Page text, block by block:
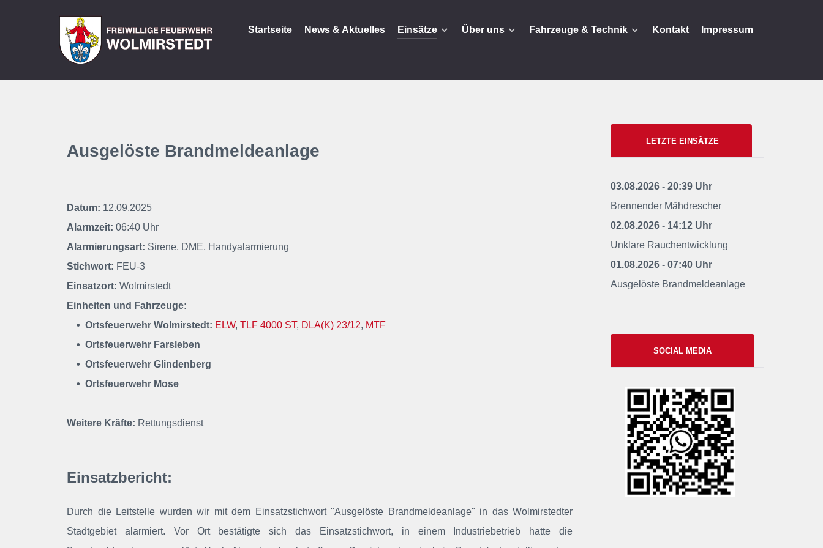
Startseite News & Aktuelles Einsätze Über uns Fahrzeuge & Technik Kontakt Impressum
Ausgelöste Brandmeldeanlage
Datum: 12.09.2025
Alarmzeit: 06:40 Uhr
Alarmierungsart: Sirene, DME, Handyalarmierung
Stichwort: FEU-3
Einsatzort: Wolmirstedt
Einheiten und Fahrzeuge:
• Ortsfeuerwehr Wolmirstedt: ELW, TLF 4000 ST, DLA(K) 23/12, MTF
• Ortsfeuerwehr Farsleben
• Ortsfeuerwehr Glindenberg
• Ortsfeuerwehr Mose
Weitere Kräfte: Rettungsdienst
Einsatzbericht:
Durch die Leitstelle wurden wir mit dem Einsatzstichwort "Ausgelöste Brandmeldeanlage" in das Wolmirstedter
Stadtgebiet alarmiert. Vor Ort bestätigte sich das Einsatzstichwort, in einem Industriebetrieb hatte die
LETZTE EINSÄTZE
03.08.2026 - 20:39 Uhr
Brennender Mähdrescher
02.08.2026 - 14:12 Uhr
Unklare Rauchentwicklung
01.08.2026 - 07:40 Uhr
Ausgelöste Brandmeldeanlage
SOCIAL MEDIA